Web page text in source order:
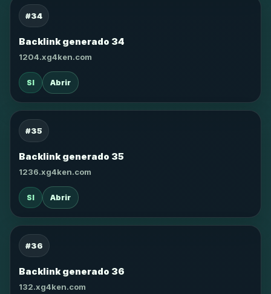
#34
Backlink generado 34
1204.xg4ken.com
SI Abrir
#35
Backlink generado 35
1236.xg4ken.com
SI Abrir
#36
Backlink generado 36
132.xg4ken.com